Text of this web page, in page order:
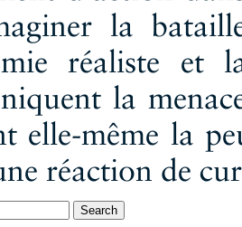
la
réaliste et
la
elle-même la
réaction de